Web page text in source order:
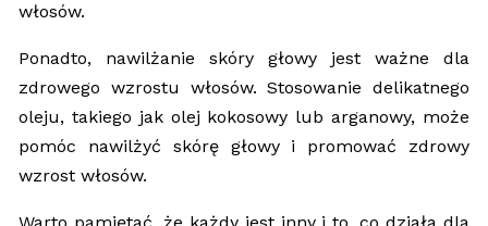
włosów.
Ponadto, nawilżanie skóry głowy jest ważne dla
zdrowego wzrostu włosów. Stosowanie delikatnego
oleju, takiego jak olej kokosowy lub arganowy, może
pomóc nawilżyć skórę głowy i promować zdrowy
wzrost włosów.